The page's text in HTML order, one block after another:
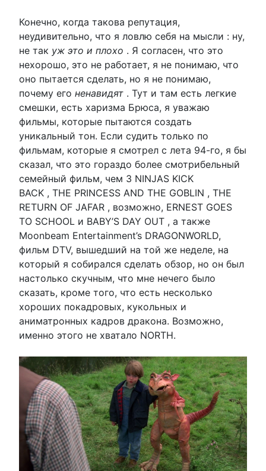
Конечно, когда такова репутация,
неудивительно, что я ловлю себя на мысли : ну,
не так уж это и плохо . Я согласен, что это
нехорошо, это не работает, я не понимаю, что
оно пытается сделать, но я не понимаю,
почему его ненавидят . Тут и там есть легкие
смешки, есть харизма Брюса, я уважаю
фильмы, которые пытаются создать
уникальный тон. Если судить только по
фильмам, которые я смотрел с лета 94-го, я бы
сказал, что это гораздо более смотрибельный
семейный фильм, чем 3 NINJAS KICK
BACK , THE PRINCESS AND THE GOBLIN , THE
RETURN OF JAFAR , возможно, ERNEST GOES
TO SCHOOL и BABY’S DAY OUT , а также
Moonbeam Entertainment’s DRAGONWORLD,
фильм DTV, вышедший на той же неделе, на
который я собирался сделать обзор, но он был
настолько скучным, что мне нечего было
сказать, кроме того, что есть несколько
хороших покадровых, кукольных и
аниматронных кадров дракона. Возможно,
именно этого не хватало NORTH.